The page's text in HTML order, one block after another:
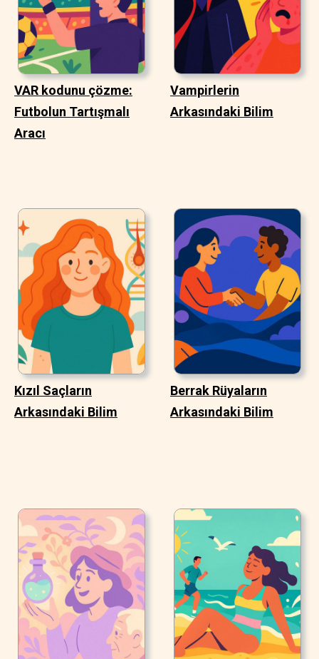
VAR kodunu çözme:
Futbolun Tartışmalı
Aracı
Vampirlerin
Arkasındaki Bilim
Kızıl Saçların
Arkasındaki Bilim
Berrak Rüyaların
Arkasındaki Bilim